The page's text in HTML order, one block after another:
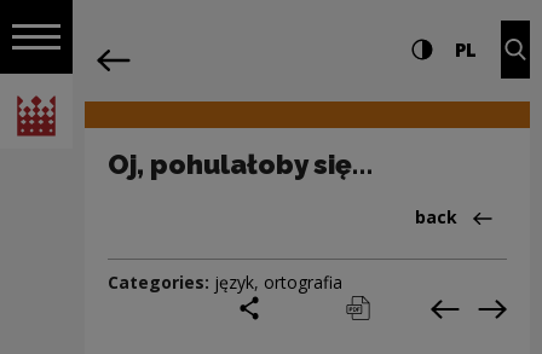
Open navigation
National Centre for Culture Poland
Navigation Settings and search
High contrast
PL
Oj, pohulałoby się…
Back
back
Categories: język, ortografia
print pobierz Previous